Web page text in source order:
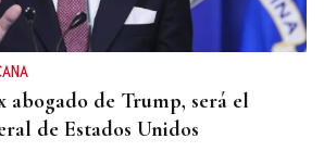
abogado de Trump, será el
de Estados Unidos